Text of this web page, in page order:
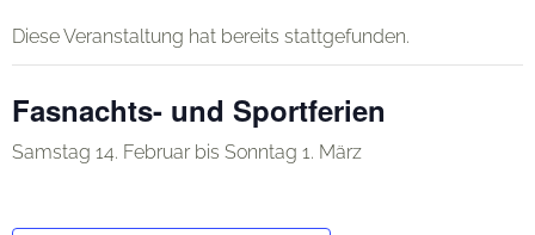
Diese Veranstaltung hat bereits stattgefunden.
Fasnachts- und Sportferien
Samstag 14. Februarbis Sonntag 1. März